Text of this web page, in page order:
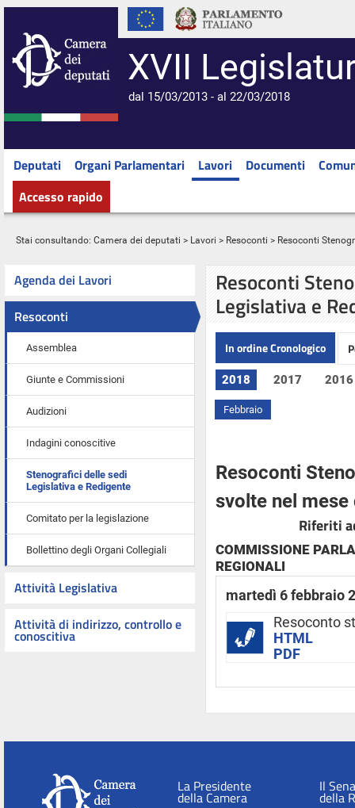
XVII
dal 15/03/2013 - al 22/03/2018
Deputati Organi Parlamentari Lavori Documenti
Accesso rapido
Stai consultando: Camera dei deputati > Lavori > Resoconti > Resoconti
Agenda dei Lavori
Resoconti
Assemblea
Giunte e Commissioni
Audizioni
Indagini conoscitive
Stenografici delle sedi
Legislativa e Redigente
Comitato per la legislazione
Bollettino degli Organi Collegiali
Attività Legislativa
Attività di indirizzo, controllo e
conoscitiva
Resoconti
Legislativa e
In ordine Cronologico
2018
Febbraio
2017 2016
Resoconti
svolte nel
Riferiti
COMMISSIONE
REGIONALI
martedì 6 febbraio
Resoconto
HTML
PDF
La Presidente
della Camera
Il
della